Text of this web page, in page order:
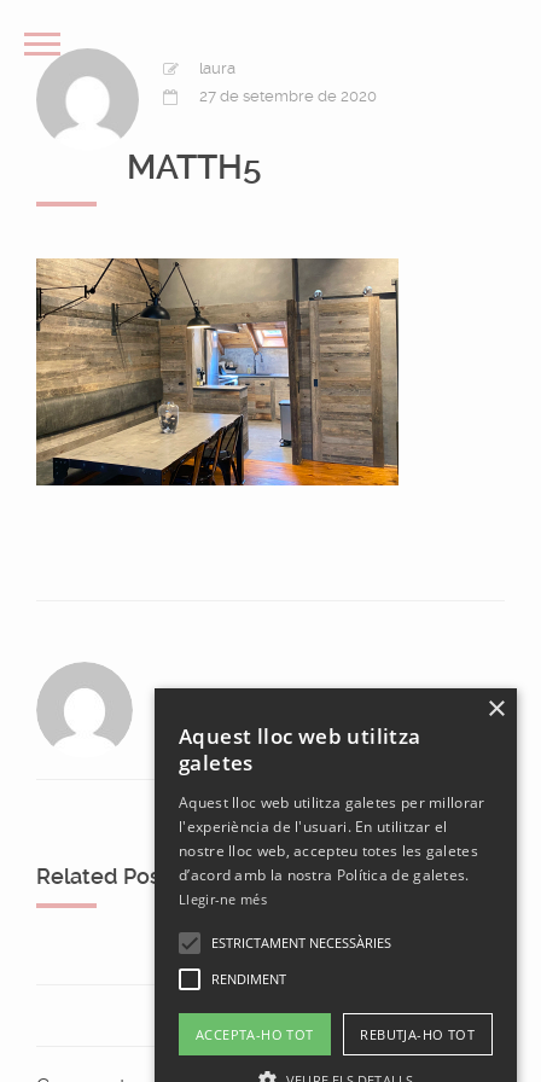
laura
27 de setembre de 2020
MATTH5
laura
Related Posts
×
Aquest lloc web utilitza
galetes
Aquest lloc web utilitza galetes per millorar
l'experiència de l'usuari. En utilitzar el
nostre lloc web, accepteu totes les galetes
d’acord amb la nostra Política de galetes.
Llegir-ne més
ESTRICTAMENT NECESSÀRIES
RENDIMENT
ACCEPTA-HO TOT REBUTJA-HO TOT